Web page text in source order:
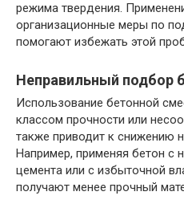
режима твердения.
организационные меры по
помогают избежать этой
Неправильный подбор
Использование бетонной
классом прочности или
также приводит к снижению
Например, применяя бетон с
цемента или с избыточной
получают менее прочный